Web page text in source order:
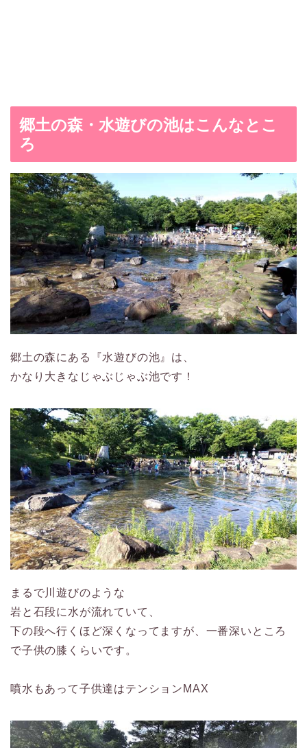
郷土の森・水遊びの池はこんなとこ
ろ
郷土の森にある『水遊びの池』は、
かなり大きなじゃぶじゃぶ池です！
まるで川遊びのような
岩と石段に水が流れていて、
下の段へ行くほど深くなってますが、一番深いところ
で子供の膝くらいです。
噴水もあって子供達はテンションMAX